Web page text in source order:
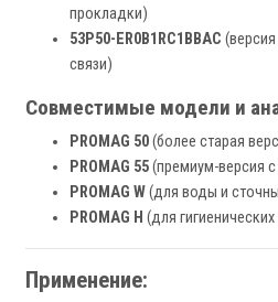
прокладки)
53P50-ER0B1RC1BBAC
связи)
Совместимые модели и
PROMAG 50(более старая
PROMAG 55(премиум-версия
PROMAG W(для воды и
PROMAG H (для
Применение: